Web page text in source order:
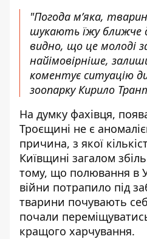
"Погода м’яка,
шукають їжу ближче
видно, що це молоді
найімовірніше,
коментує ситуацію
зоопарку Кирило
На думку фахівця,
Троєщині не є
причина, з якої
Київщині загалом
тому, що полювання в
війни потрапило під
тварини почувають
почали
кращого харчування.